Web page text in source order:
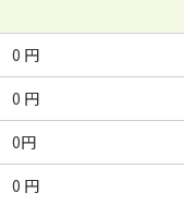
0 円
0 円
0円
0 円